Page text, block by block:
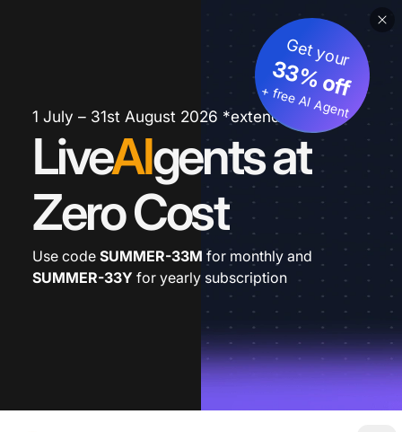
1 July – 31st August 2026 *extended
LiveAIgents at
Zero Cost
Get your
33% off
+ free AI Agent
Use code SUMMER-33M for monthly and
SUMMER-33Y for yearly subscription